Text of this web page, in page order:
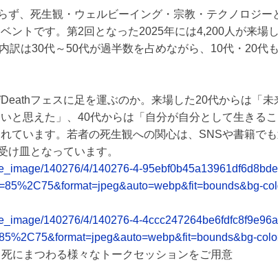
ず、死生観・ウェルビーイング・宗教・テクノロジー
ントです。第2回となった2025年には4,200人が来場し
訳は30代～50代が過半数を占めながら、10代・20代
フェスに足を運ぶのか。来場した20代からは「未
と思えた」、40代からは「自分が自分として生きる
ています。若者の死生観への関心は、SNSや書籍で
け皿となっています。
140276/4/140276-4-
140276/4/140276-4-
にまつわる様々なトークセッションをご用意